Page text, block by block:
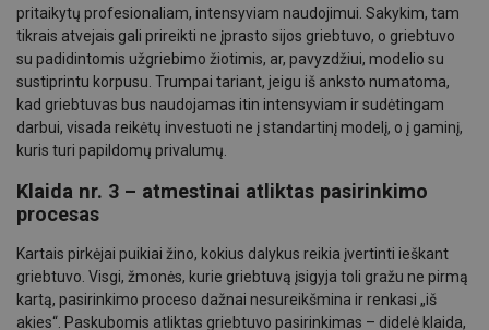
pritaikytų profesionaliam, intensyviam naudojimui. Sakykim, tam
tikrais atvejais gali prireikti ne įprasto sijos griebtuvo, o griebtuvo
su padidintomis užgriebimo žiotimis, ar, pavyzdžiui, modelio su
sustiprintu korpusu. Trumpai tariant, jeigu iš anksto numatoma,
kad griebtuvas bus naudojamas itin intensyviam ir sudėtingam
darbui, visada reikėtų investuoti ne į standartinį modelį, o į gaminį,
kuris turi papildomų privalumų.
Klaida nr. 3 – atmestinai atliktas pasirinkimo
procesas
Kartais pirkėjai puikiai žino, kokius dalykus reikia įvertinti ieškant
griebtuvo. Visgi, žmonės, kurie griebtuvą įsigyja toli gražu ne pirmą
kartą, pasirinkimo proceso dažnai nesureikšmina ir renkasi „iš
akies“. Paskubomis atliktas griebtuvo pasirinkimas – didelė klaida,